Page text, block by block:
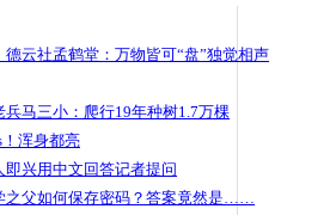
德云社孟鹤堂：万物皆可“盘”独觉相声
兵马三小：爬行19年种树1.7万棵
浑身都亮
即兴用中文回答记者提问
之父如何保存密码？答案竟然是……